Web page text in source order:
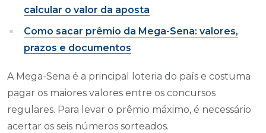
calcular o valor da aposta
Como sacar prêmio da Mega-Sena: valores,
prazos e documentos
A Mega-Sena é a principal loteria do país e costuma
pagar os maiores valores entre os concursos
regulares. Para levar o prêmio máximo, é necessário
acertar os seis números sorteados.